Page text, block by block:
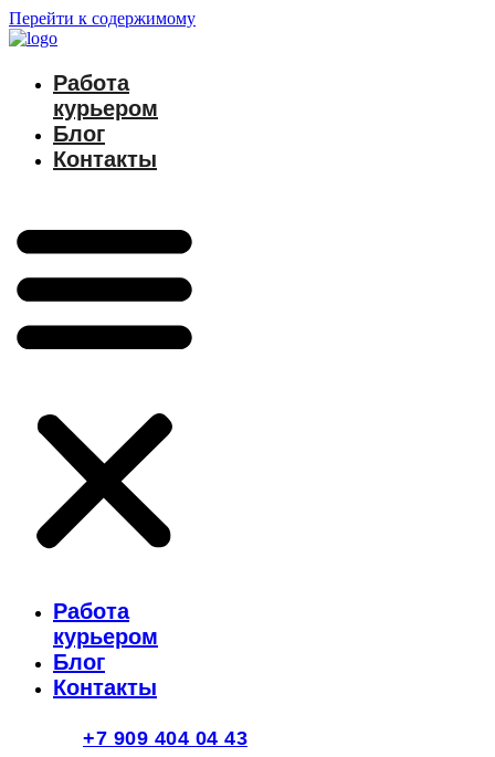
Перейти к содержимому
Работа
курьером
Блог
Контакты
Работа
курьером
Блог
Контакты
+7 909 404 04 43